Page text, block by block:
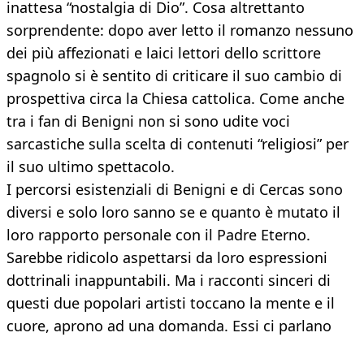
inattesa “nostalgia di Dio”. Cosa altrettanto
sorprendente: dopo aver letto il romanzo nessuno
dei più affezionati e laici lettori dello scrittore
spagnolo si è sentito di criticare il suo cambio di
prospettiva circa la Chiesa cattolica. Come anche
tra i fan di Benigni non si sono udite voci
sarcastiche sulla scelta di contenuti “religiosi” per
il suo ultimo spettacolo.
I percorsi esistenziali di Benigni e di Cercas sono
diversi e solo loro sanno se e quanto è mutato il
loro rapporto personale con il Padre Eterno.
Sarebbe ridicolo aspettarsi da loro espressioni
dottrinali inappuntabili. Ma i racconti sinceri di
questi due popolari artisti toccano la mente e il
cuore, aprono ad una domanda. Essi ci parlano